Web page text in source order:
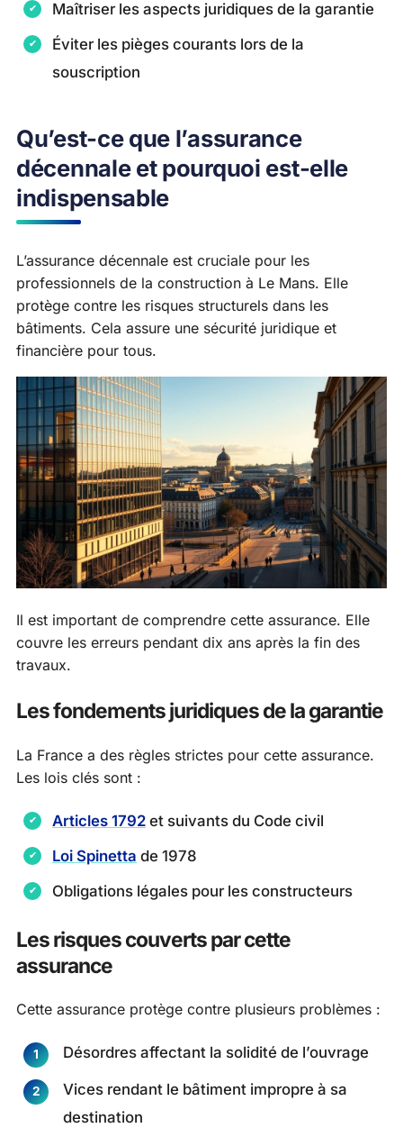
Maîtriser les aspects juridiques de la garantie
Éviter les pièges courants lors de la
souscription
Qu’est-ce que l’assurance
décennale et pourquoi est-elle
indispensable
L’assurance décennale est cruciale pour les
professionnels de la construction à Le Mans. Elle
protège contre les risques structurels dans les
bâtiments. Cela assure une sécurité juridique et
financière pour tous.
Il est important de comprendre cette assurance. Elle
couvre les erreurs pendant dix ans après la fin des
travaux.
Les fondements juridiques de la garantie
La France a des règles strictes pour cette assurance.
Les lois clés sont :
Articles 1792 et suivants du Code civil
Loi Spinetta de 1978
Obligations légales pour les constructeurs
Les risques couverts par cette
assurance
Cette assurance protège contre plusieurs problèmes :
Désordres affectant la solidité de l’ouvrage
Vices rendant le bâtiment impropre à sa
destination